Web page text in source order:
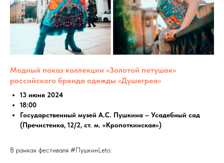
Модный показ коллекции «Золотой петушок»
российского бренда одежды «Душегрея»
13 июня 2024
18:00
Государственный музей А.С. Пушкина – Усадебный сад
(Пречистенка, 12/2, ст. м. «Кропоткинская»)
В рамках фестиваля #ПушкинLeto.